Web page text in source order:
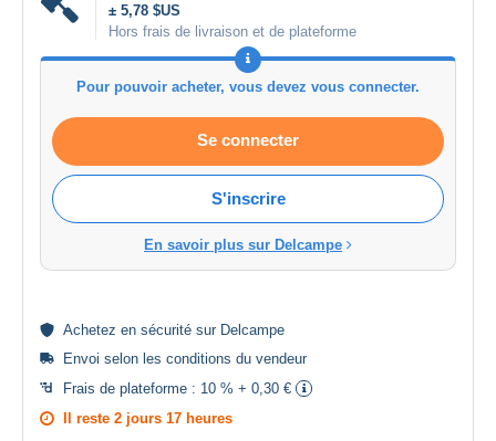
± 5,78 $US
Hors frais de livraison et de plateforme
Pour pouvoir acheter, vous devez vous connecter.
Se connecter
S'inscrire
En savoir plus sur Delcampe
Achetez en sécurité sur Delcampe
Envoi selon les conditions du vendeur
Frais de plateforme : 10 % + 0,30 €
Il reste 2 jours 17 heures